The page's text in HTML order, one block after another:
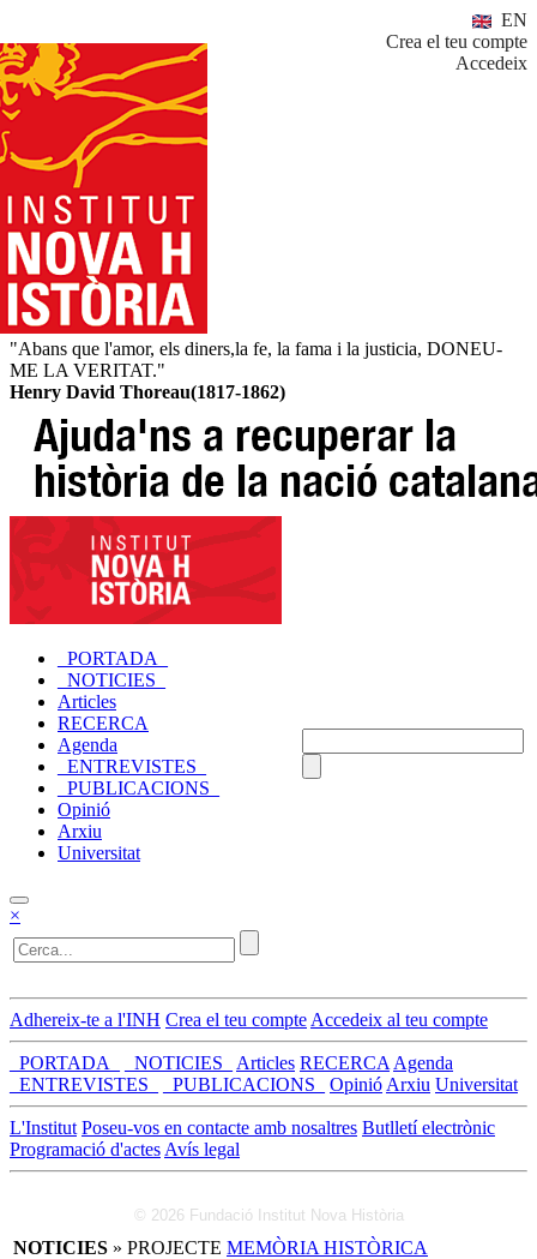
EN
Crea el teu compte
Accedeix
"Abans que l'amor, els diners,la fe, la fama i la justicia, DONEU-
ME LA VERITAT."
Henry David Thoreau(1817-1862)
_PORTADA_
_NOTICIES_
Articles
RECERCA
Agenda
_ENTREVISTES_
_PUBLICACIONS_
Opinió
Arxiu
Universitat
×
Adhereix-te a l'INH Crea el teu compte Accedeix al teu compte
_PORTADA_ _NOTICIES_ Articles RECERCA Agenda
_ENTREVISTES_
_PUBLICACIONS_ Opinió Arxiu Universitat
L'Institut Poseu-vos en contacte amb nosaltres Butlletí electrònic
Programació d'actes Avís legal
© 2026 Fundació Institut Nova Història
NOTICIES » PROJECTE MEMÒRIA HISTÒRICA